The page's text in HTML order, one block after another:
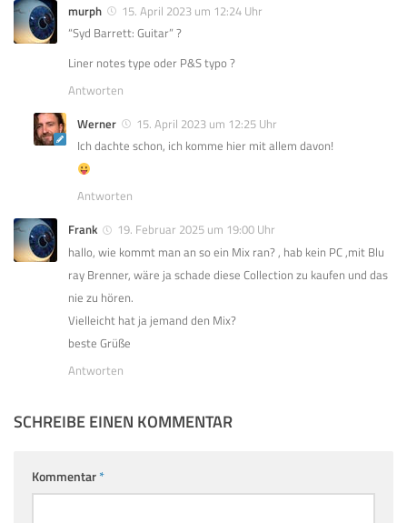
murph
15. April 2023 um 12:24 Uhr
“Syd Barrett: Guitar” ?
Liner notes type oder P&S typo ?
Antworten
Werner
15. April 2023 um 12:25 Uhr
Ich dachte schon, ich komme hier mit allem davon!
Antworten
Frank
19. Februar 2025 um 19:00 Uhr
hallo, wie kommt man an so ein Mix ran? , hab kein PC ,mit Blu
ray Brenner, wäre ja schade diese Collection zu kaufen und das
nie zu hören.
Vielleicht hat ja jemand den Mix?
beste Grüße
Antworten
SCHREIBE EINEN KOMMENTAR
Kommentar*